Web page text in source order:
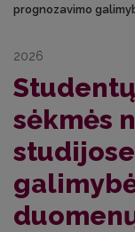
prognozavimo
2026
sėkmės